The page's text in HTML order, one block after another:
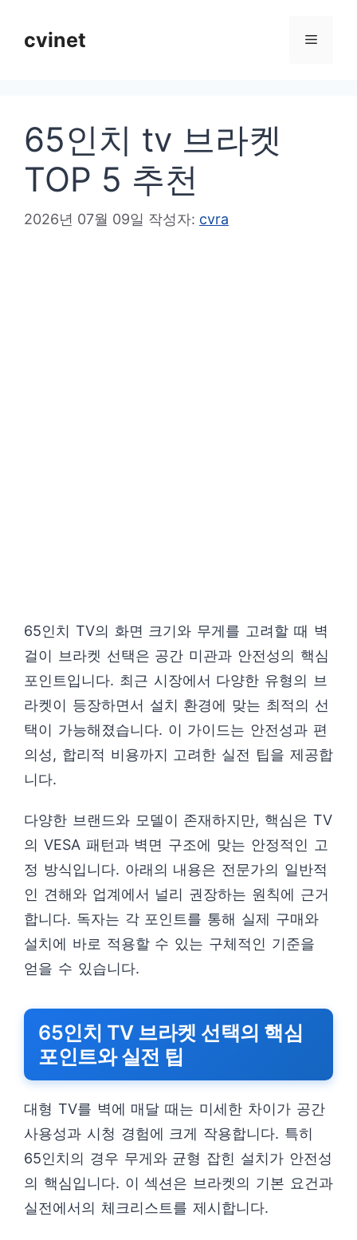
cvinet 메
65인치 tv 브라켓
TOP 5 추천
2026년 07월 09일 작성자: cvra
65인치 TV의 화면 크기와 무게를 고려할 때 벽
걸이 브라켓 선택은 공간 미관과 안전성의 핵심
포인트입니다. 최근 시장에서 다양한 유형의 브
라켓이 등장하면서 설치 환경에 맞는 최적의 선
택이 가능해졌습니다. 이 가이드는 안전성과 편
의성, 합리적 비용까지 고려한 실전 팁을 제공합
니다.
다양한 브랜드와 모델이 존재하지만, 핵심은 TV
의 VESA 패턴과 벽면 구조에 맞는 안정적인 고
정 방식입니다. 아래의 내용은 전문가의 일반적
인 견해와 업계에서 널리 권장하는 원칙에 근거
합니다. 독자는 각 포인트를 통해 실제 구매와
설치에 바로 적용할 수 있는 구체적인 기준을
얻을 수 있습니다.
65인치 TV 브라켓 선택의 핵심
포인트와 실전 팁
대형 TV를 벽에 매달 때는 미세한 차이가 공간
사용성과 시청 경험에 크게 작용합니다. 특히
65인치의 경우 무게와 균형 잡힌 설치가 안전성
의 핵심입니다. 이 섹션은 브라켓의 기본 요건과
실전에서의 체크리스트를 제시합니다.